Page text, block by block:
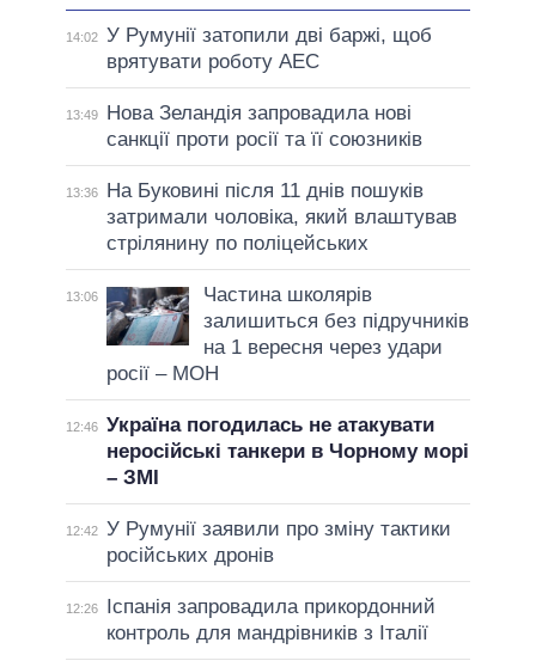
14:02 У Румунії затопили дві баржі, щоб
врятувати роботу АЕС
13:49
Нова Зеландія запровадила нові
санкції проти росії та її союзників
13:36
На Буковині після 11 днів пошуків
затримали чоловіка, який влаштував
стрілянину по поліцейських
13:06
Частина школярів
залишиться без підручників
на 1 вересня через удари
росії – МОН
12:46 Україна погодилась не атакувати
неросійські танкери в Чорному морі
– ЗМІ
12:42 У Румунії заявили про зміну тактики
російських дронів
12:26
Іспанія запровадила прикордонний
контроль для мандрівників з Італії